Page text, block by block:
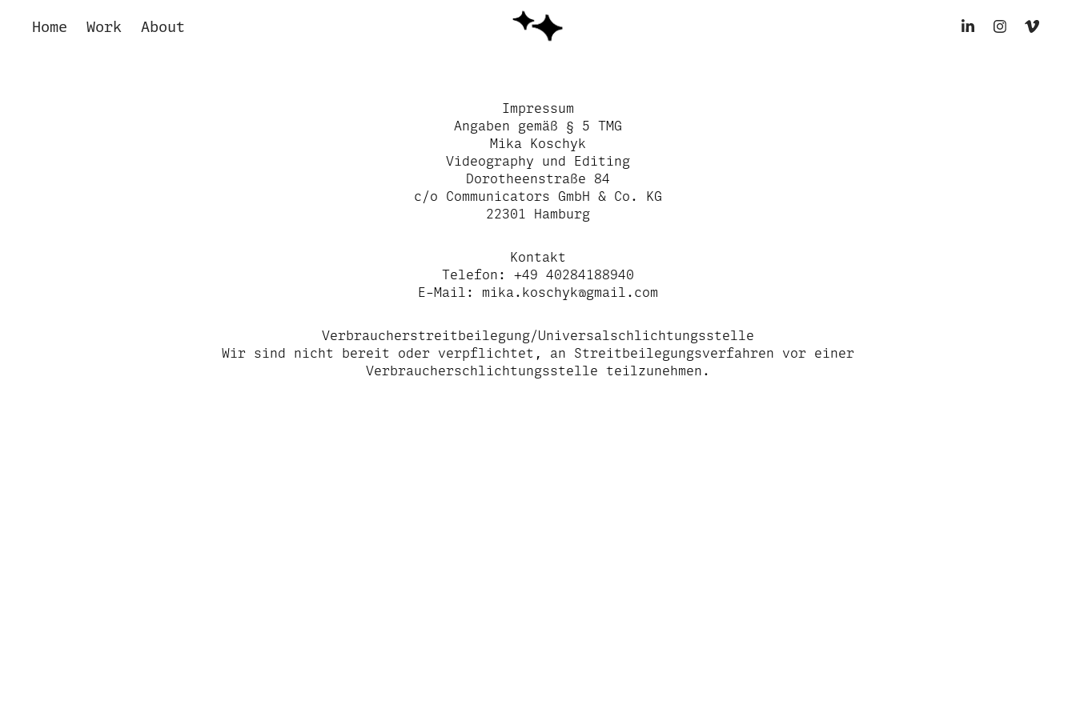
Home Work About
Impressum
Angaben gemäß § 5 TMG
Mika Koschyk
Videography und Editing
Dorotheenstraße 84
c/o Communicators GmbH & Co. KG
22301 Hamburg
Kontakt
Telefon: +49 40284188940
E-Mail: mika.koschyk@gmail.com
Verbraucherstreitbeilegung/Universalschlichtungsstelle
Wir sind nicht bereit oder verpflichtet, an Streitbeilegungsverfahren vor einer
Verbraucherschlichtungsstelle teilzunehmen.